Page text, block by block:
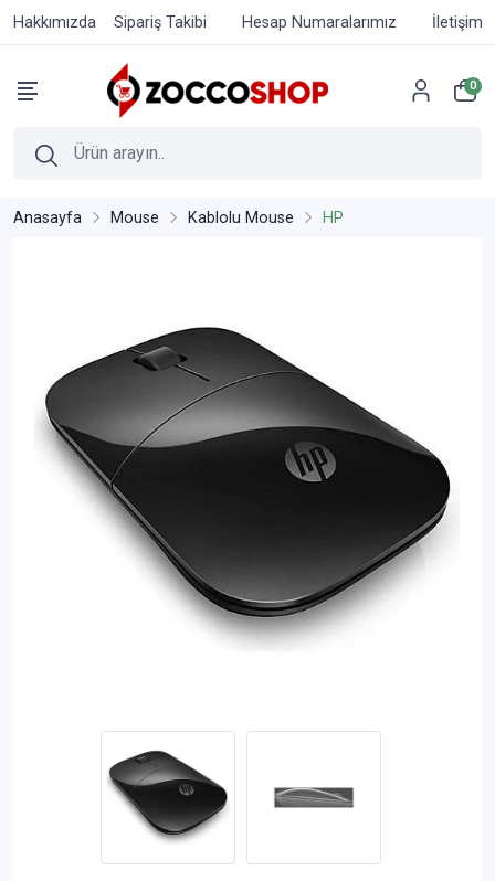
Hakkımızda Sipariş Takibi Hesap Numaralarımız İletişim
0
Anasayfa Mouse Kablolu Mouse HP